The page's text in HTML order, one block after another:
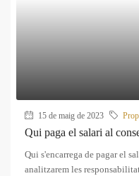
15 de maig de 2023
Qui paga el salari al
Qui s'encarrega de pagar el
analitzarem les